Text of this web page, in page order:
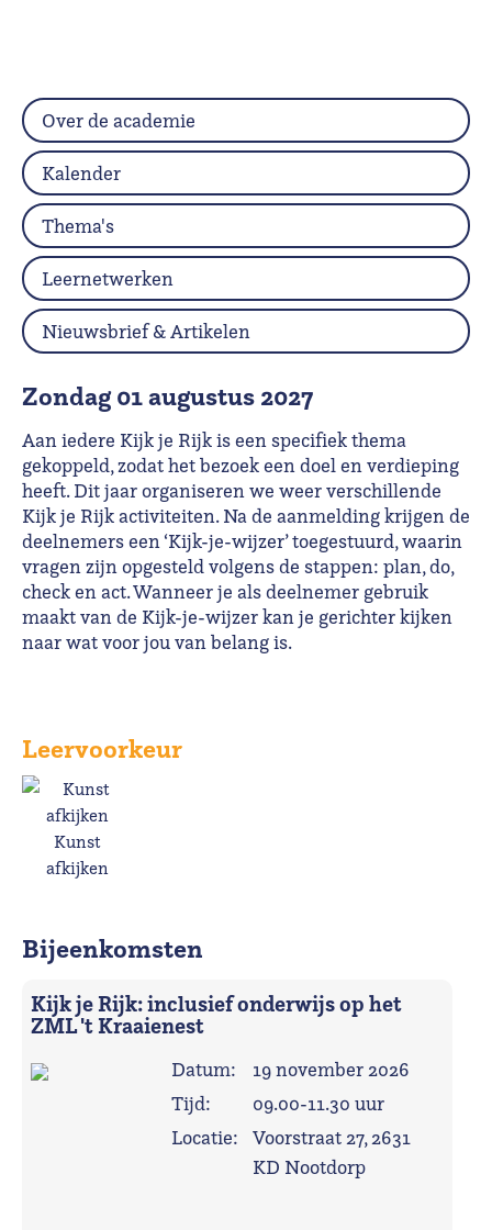
zondag 01 augustus 2027
Aan iedere Kijk je Rijk is een specifiek thema
gekoppeld, zodat het bezoek een doel en verdieping
heeft. Dit jaar organiseren we weer verschillende
Kijk je Rijk activiteiten. Na de aanmelding krijgen de
deelnemers een ‘Kijk-je-wijzer’ toegestuurd, waarin
vragen zijn opgesteld volgens de stappen: plan, do,
check en act. Wanneer je als deelnemer gebruik
maakt van de Kijk-je-wijzer kan je gerichter kijken
naar wat voor jou van belang is.
Leervoorkeur
Kunst
afkijken
Bijeenkomsten
Kijk je Rijk: inclusief onderwijs op het
ZML 't Kraaienest
Datum:
19 november 2026
Tijd:
09.00-11.30 uur
Locatie:
Voorstraat 27, 2631
KD Nootdorp
Over de academie
Kalender
Thema's
Leernetwerken
Nieuwsbrief & Artikelen